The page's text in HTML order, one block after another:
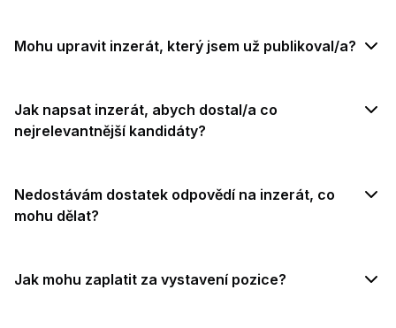
Mohu upravit inzerát, který jsem už publikoval/a?
Jak napsat inzerát, abych dostal/a co
nejrelevantnější kandidáty?
Nedostávám dostatek odpovědí na inzerát, co
mohu dělat?
Jak mohu zaplatit za vystavení pozice?